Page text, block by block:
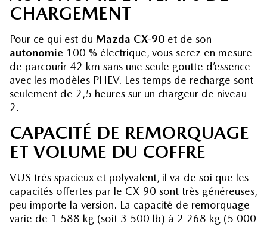
CHARGEMENT
Pour ce qui est du Mazda CX-90 et de son
autonomie 100 % électrique, vous serez en mesure
de parcourir 42 km sans une seule goutte d’essence
avec les modèles PHEV. Les temps de recharge sont
seulement de 2,5 heures sur un chargeur de niveau
2.
CAPACITÉ DE REMORQUAGE
ET VOLUME DU COFFRE
VUS très spacieux et polyvalent, il va de soi que les
capacités offertes par le CX-90 sont très généreuses,
peu importe la version. La capacité de remorquage
varie de 1 588 kg (soit 3 500 lb) à 2 268 kg (5 000